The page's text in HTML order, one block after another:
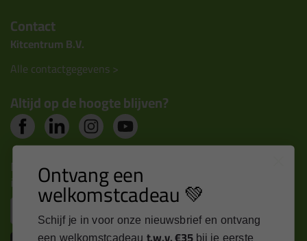
Contact
Kitcentrum B.V.
Alle contactgegevens >
Altijd op de hoogte blijven?
Nieuws, tips en exclusieve deals rechtstreeks in je
inbox Ontvang een
welkomstcadeau 💚
Schijf je in voor onze nieuwsbrief en ontvang
een welkomstcadeau bij je eerste